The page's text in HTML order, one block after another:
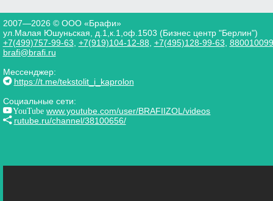
2007—2026 © ООО «Брафи»
ул.Малая Юшуньская, д.1,к.1,оф.1503 (Бизнес центр "Берлин")
+7(499)757-99-63 +7(919)104-12-88 +7(495)128-99-63
brafi@brafi.ru
Мессенджер:
https://t.me/tekstolit_i_kaprolon
Социальные сети:
YouTube www.youtube.com/user/BRAFIIZOL/videos
rutube.ru/channel/38100656/